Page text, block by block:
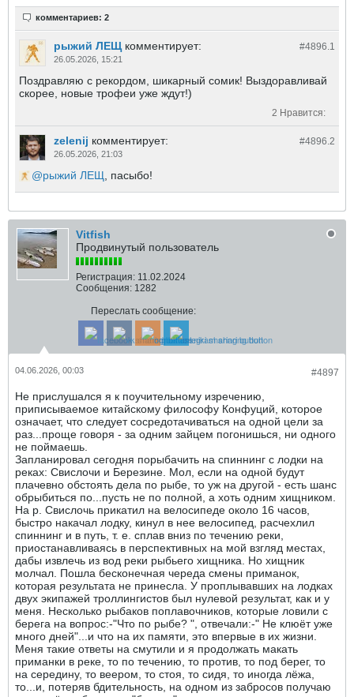
комментариев: 2
#4896. 1
рыжий ЛЕЩ комментирует:
26.05.2026, 15:21
Поздравляю с рекордом, шикарный сомик! Выздоравливай
скорее, новые трофеи уже ждут!)
2 Нравится:
#4896. 2
zelenij комментирует:
26.05.2026, 21:03
рыжий ЛЕЩ , пасыбо!
Vitfish
Продвинутый пользователь
Регистрация: 11.02.2024
Сообщения: 1282
Переслать сообщение:
#4897
04.06.2026, 00:03
Не прислушался я к поучительному изречению,
приписываемое китайскому философу Конфуций, которое
означает, что следует сосредотачиваться на одной цели за
раз...проще говоря - за одним зайцем погонишься, ни одного
не поймаешь.
Запланировал сегодня порыбачить на спиннинг с лодки на
реках: Свислочи и Березине. Мол, если на одной будут
плачевно обстоять дела по рыбе, то уж на другой - есть шанс
обрыбиться по...пусть не по полной, а хоть одним хищником.
На р. Свислочь прикатил на велосипеде около 16 часов,
быстро накачал лодку, кинул в нее велосипед, расчехлил
спиннинг и в путь, т. е. сплав вниз по течению реки,
приостанавливаясь в перспективных на мой взгляд местах,
дабы извлечь из вод реки рыбьего хищника. Но хищник
молчал. Пошла бесконечная череда смены приманок,
которая результата не принесла. У проплывавших на лодках
двух экипажей троллингистов был нулевой результат, как и у
меня. Несколько рыбаков поплавочников, которые ловили с
берега на вопрос:-"Что по рыбе? ", отвечали:-" Не клюëт уже
много дней"...и что на их памяти, это впервые в их жизни.
Меня такие ответы на смутили и я продолжать макать
приманки в реке, то по течению, то против, то под берег, то
на середину, то веером, то стоя, то сидя, то иногда лëжа,
то...и, потеряв бдительность, на одном из забросов получаю